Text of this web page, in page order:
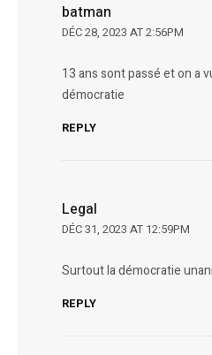
batman
DÉC 28, 2023 AT 2:56PM
13 ans sont passé et on a
démocratie
REPLY
Legal
DÉC 31, 2023 AT 12:59PM
Surtout la démocratie
REPLY